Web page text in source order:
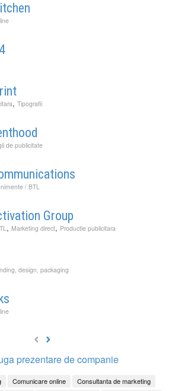
, Tipografii
de publicitate
/ BTL
Group
, Marketing direct, Productie publicitara
design, packaging
prezentare de companie
Comunicare online Consultanta de marketing